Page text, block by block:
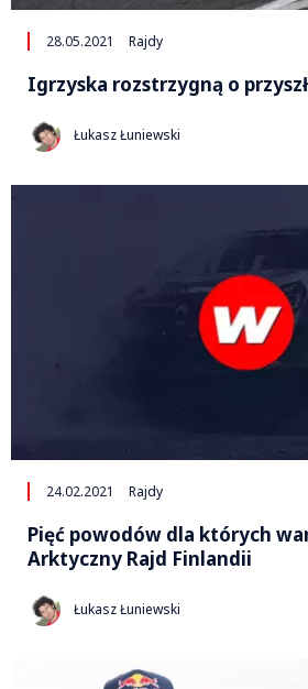
28.05.2021 Rajdy
Igrzyska rozstrzygną o
Łukasz Łuniewski
24.02.2021 Rajdy
Pięć powodów dla których
Arktyczny Rajd Finlandii
Łukasz Łuniewski